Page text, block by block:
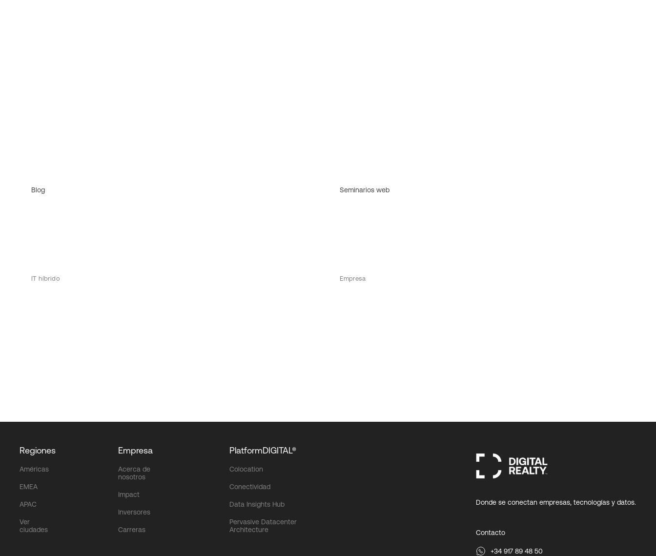
Blog
IT híbrido
Seminarios web
Empresa
Regiones
Américas
EMEA
APAC
Ver
ciudades
Empresa
Acerca de
nosotros
Impact
Inversores
Carreras
PlatformDIGITAL®
Colocation
Conectividad
Data Insights Hub
Pervasive Datacenter
Architecture
Donde se conectan empresas, tecnologías y datos.
Contacto
+34 917 89 48 50